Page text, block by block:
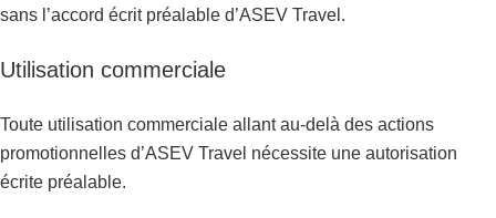
sans l’accord écrit préalable d’ASEV Travel.
Utilisation commerciale
Toute utilisation commerciale allant au-delà des actions
promotionnelles d’ASEV Travel nécessite une autorisation
écrite préalable.